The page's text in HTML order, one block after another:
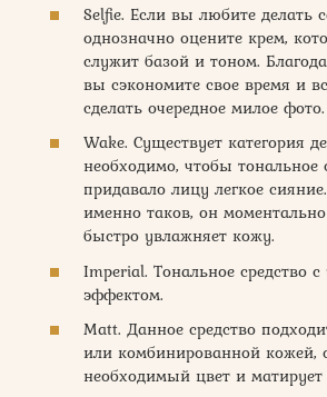
Selfie. Если вы любите делать
однозначно оцените крем,
служит базой и тоном.
вы сэкономите свое время и
сделать очередное милое фото.
Wake. Существует категория
необходимо, чтобы тональное
придавало лицу легкое
именно таков, он
быстро увлажняет кожу.
Imperial. Тональное средство
эффектом.
Matt. Данное средство
или комбинированной кожей,
необходимый цвет и